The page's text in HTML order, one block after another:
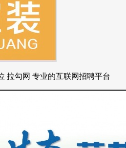
拉勾网 专业的互联网招聘平台